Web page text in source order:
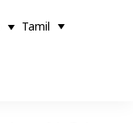
Tamil